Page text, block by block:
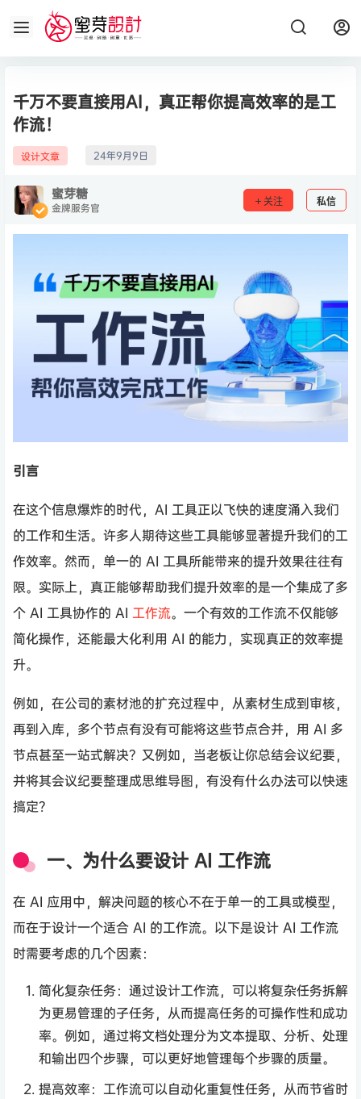
千万不要直接用AI，真正帮你提高效率的是工
作流！
设计文章 24年9月9日
蜜芽糖
金牌服务官 关注 私信
引言
在这个信息爆炸的时代，AI 工具正以飞快的速度涌入我们
的工作和生活。许多人期待这些工具能够显著提升我们的工
作效率。然而，单一的 AI 工具所能带来的提升效果往往有
限。实际上，真正能够帮助我们提升效率的是一个集成了多
个 AI 工具协作的 AI 工作流。一个有效的工作流不仅能够
简化操作，还能最大化利用 AI 的能力，实现真正的效率提
升。
例如，在公司的素材池的扩充过程中，从素材生成到审核，
再到入库，多个节点有没有可能将这些节点合并，用 AI 多
节点甚至一站式解决？又例如，当老板让你总结会议纪要，
并将其会议纪要整理成思维导图，有没有什么办法可以快速
搞定？
一、为什么要设计 AI 工作流
在 AI 应用中，解决问题的核心不在于单一的工具或模型，
而在于设计一个适合 AI 的工作流。以下是设计 AI 工作流
时需要考虑的几个因素：
简化复杂任务：通过设计工作流，可以将复杂任务拆解
为更易管理的子任务，从而提高任务的可操作性和成功
率。例如，通过将文档处理分为文本提取、分析、处理
和输出四个步骤，可以更好地管理每个步骤的质量。
提高效率：工作流可以自动化重复性任务，从而节省时